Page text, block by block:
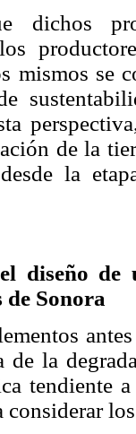
dichos
mismos se
de la
la
diseño de
Sonora
de la
tendiente
considerar